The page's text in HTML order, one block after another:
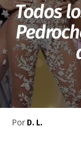
Todos
Por D. L.